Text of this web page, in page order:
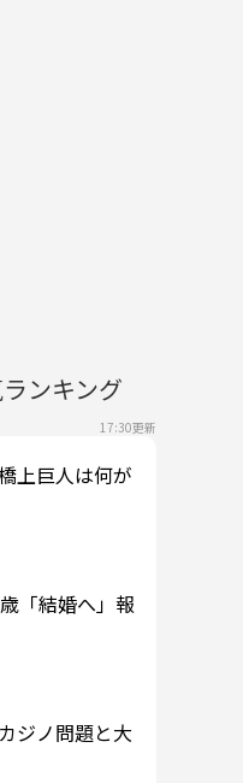
ンキング
17:30更新
上巨人は何が
「結婚へ」報
ジノ問題と大